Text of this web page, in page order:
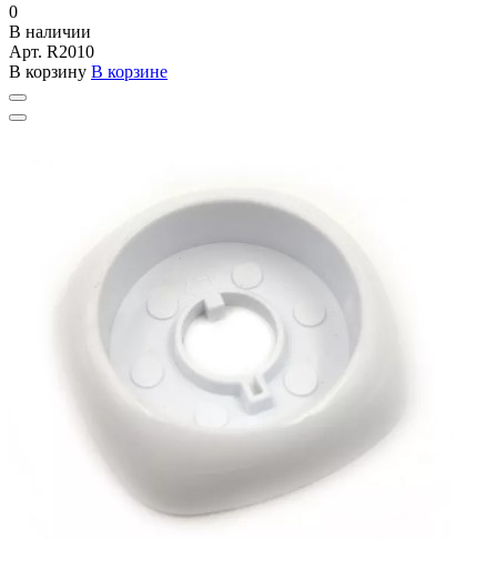
0
В наличии
Арт. R2010
В корзину В корзине